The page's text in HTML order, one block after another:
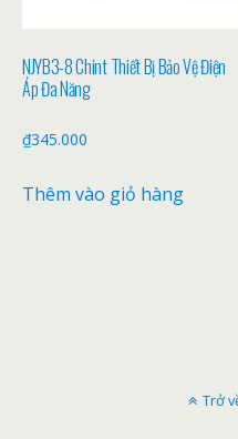
NJYB3-8 Chint Thiết Bị Bảo Vệ Điện
Áp Đa Năng
₫345.000
Thêm vào giỏ hàng
Trở